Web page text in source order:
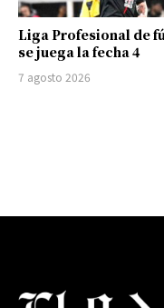
Liga Profesional de
se juega la fecha 4
7 agosto 2026